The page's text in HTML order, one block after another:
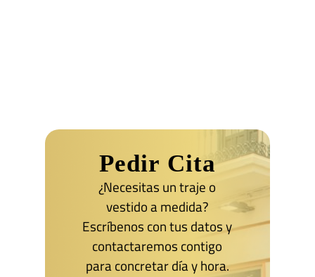
Pedir Cita
¿Necesitas un traje o
vestido a medida?
Escríbenos con tus datos y
contactaremos contigo
para concretar día y hora.